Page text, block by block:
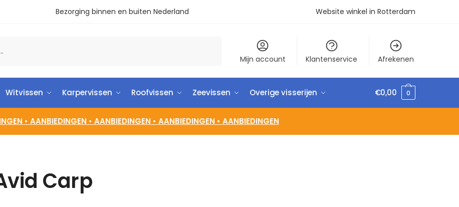
Bezorging binnen en buiten Nederland Website winkel in Rotterdam
Mijn account Klantenservice Afrekenen
Witvissen Karpervissen Roofvissen Zeevissen Overige visserijen €0,00 0
• AANBIEDINGEN • AANBIEDINGEN • AANBIEDINGEN • AANBIEDINGEN
Carp